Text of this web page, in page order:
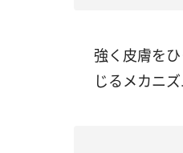
強く皮膚を
じるメカニ